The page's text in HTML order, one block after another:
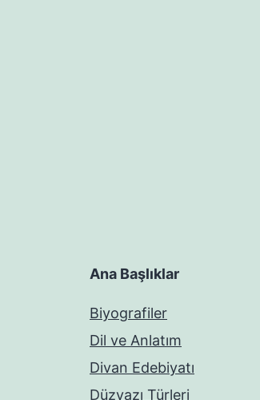
Ana Başlıklar
Biyografiler
Dil ve Anlatım
Divan Edebiyatı
Düzyazı Türleri